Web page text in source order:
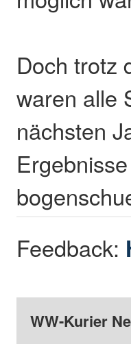
Doch trotz
waren alle
nächsten
Feedback:
WW-Kurier